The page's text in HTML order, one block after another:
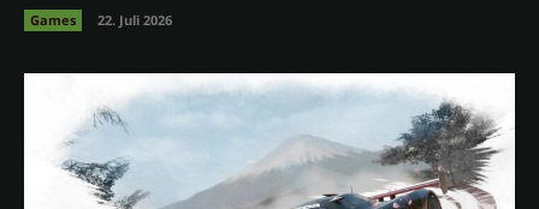
Games 22. Juli 2026